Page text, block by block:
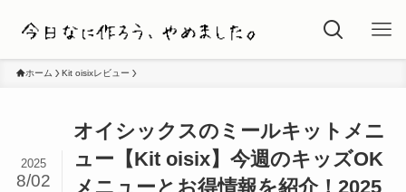
ホーム Kit oisixレビュー
オイシックスのミールキットメニ
ュー【Kit oisix】今週のキッズOK
メニューとお得情報を紹介！2025
2025
8/02